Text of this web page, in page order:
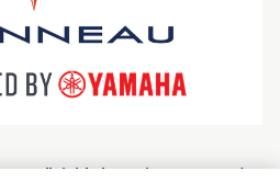
zurück bis ins Jahr 1957, und